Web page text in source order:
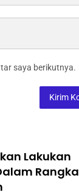
saya berikutnya.
Lakukan
Rangka